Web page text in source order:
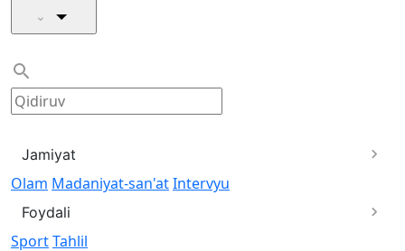
Jamiyat
Olam Madaniyat-san'atIntervyu
Foydali
SportTahlil